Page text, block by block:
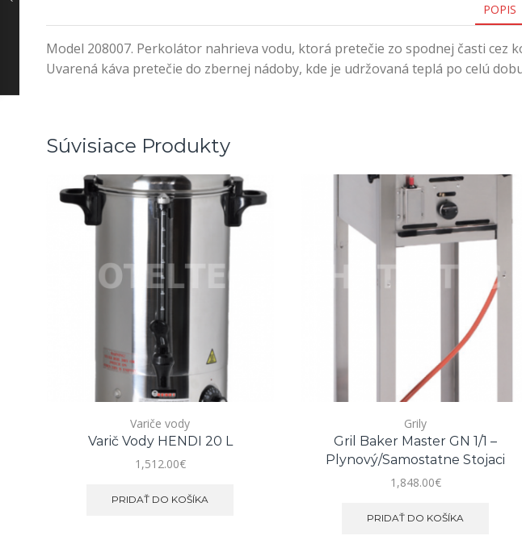
POPIS
Model 208007. Perkolátor nahrieva vodu, ktorá pretečie zo spodnej časti
Uvarená káva pretečie do zbernej nádoby, kde je udržovaná teplá po celú
Súvisiace Produkty
Variče vody
Varič Vody HENDI 20 L
1,512.00€
PRIDAŤ DO KOŠÍKA
Grily
Gril Baker Master GN 1/1 –
Plynový/samostatne Stojaci
1,848.00€
PRIDAŤ DO KOŠÍKA